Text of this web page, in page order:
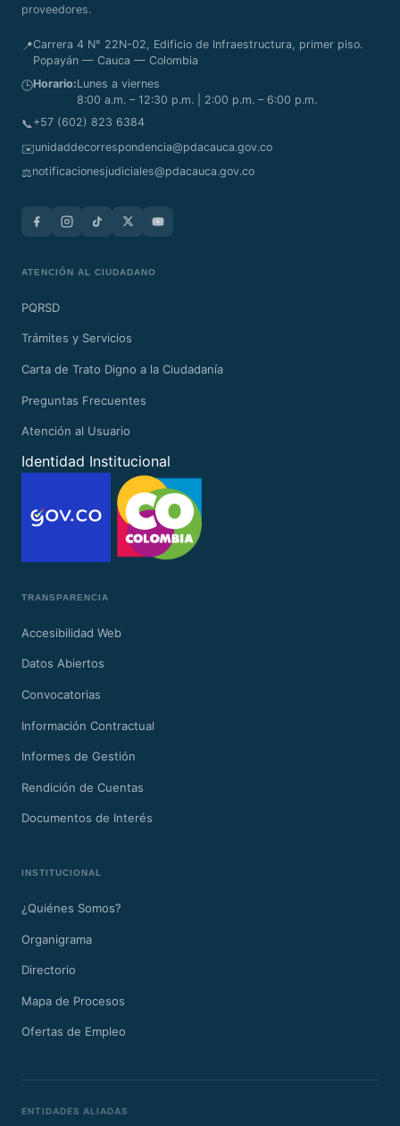
proveedores.
📍Carrera 4 N° 22N-02, Edificio de Infraestructura, primer piso.
Popayán — Cauca — Colombia
🕒Horario:Lunes a viernes
8:00 a.m. – 12:30 p.m. | 2:00 p.m. – 6:00 p.m.
📞+57 (602) 823 6384
✉️unidaddecorrespondencia@pdacauca.gov.co
⚖️notificacionesjudiciales@pdacauca.gov.co
ATENCIÓN AL CIUDADANO
PQRSD
Trámites y Servicios
Carta de Trato Digno a la Ciudadanía
Preguntas Frecuentes
Atención al Usuario
Identidad Institucional
TRANSPARENCIA
Accesibilidad Web
Datos Abiertos
Convocatorias
Información Contractual
Informes de Gestión
Rendición de Cuentas
Documentos de Interés
INSTITUCIONAL
¿Quiénes Somos?
Organigrama
Directorio
Mapa de Procesos
Ofertas de Empleo
ENTIDADES ALIADAS